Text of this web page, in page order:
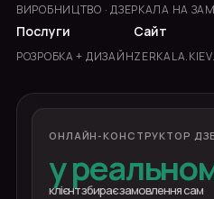
ВИРОБНИЦТВО · ДЗЕРКАЛА НА
Послуги
РОЗРОБКА + ДИЗАЙН
Сайт
ОНЛАЙН-КОНСТРУКТОР
у
клієнт збирає замовлення сам